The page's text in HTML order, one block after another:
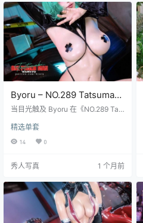
镜头语言，捕捉到了 Mirko 身上那
种介于清纯与诱惑之间的微妙平
衡，这种平衡感在 75 张高清图片中
得到了极致的展现，每一张都像…
Byoru – NO.289 Tatsumaki
[69P28V-2.62GB]
当目光触及 Byoru 在《NO.289 Tats
清资源时，那种仿佛能穿透屏幕的
压迫感与细腻并存的视觉张力便瞬
间攫取了注意力，这不仅仅是一组
于力量美学与角色神韵的深度对
中战栗的龙卷这一角色的粉丝而
言，Byoru 的演绎无疑提供了另一
种极具冲击力的解读视角，她精准
地捕捉到了那份傲娇背后隐藏的…
精选单套
14 0
秀人写真 1 个月前